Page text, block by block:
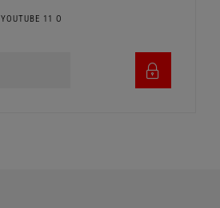
YOUTUBE 11 O